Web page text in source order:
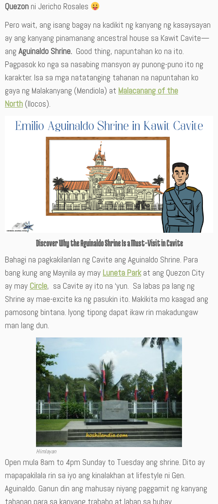
Quezon ni Jericho Rosales
Pero wait, ang isang bagay na kadikit ng kanyang ng kasaysayan
ay ang kanyang pinamanang ancestral house sa Kawit Cavite—
ang Aguinaldo Shrine. Good thing, napuntahan ko na ito.
Pagpasok ko nga sa nasabing mansyon ay punong-puno ito ng
karakter. Isa sa mga natatanging tahanan na napuntahan ko
gaya ng Malakanyang (Mendiola) at Malacanang of the
North (Ilocos).
Discover Why the Aguinaldo Shrine Is a Must-Visit in Cavite
Bahagi na pagkakilanlan ng Cavite ang Aguinaldo Shrine. Para
bang kung ang Maynila ay may Luneta Parkat ang Quezon City
ay may Circle, sa Cavite ay ito na ‘yun. Sa labas pa lang ng
Shrine ay mae-excite ka ng pasukin ito. Makikita mo kaagad ang
pamosong bintana. Iyong tipong dapat ikaw rin makadungaw
man lang dun.
Himlayan
Open mula 8am to 4pm Sunday to Tuesday ang shrine. Dito ay
mapapakilala rin sa iyo ang kinalakhan at lifestyle ni Gen.
Aguinaldo. Ganun din ang mahusay niyang paggamit ng kanyang
tahanan para sa kanyang trabaho at laban sa buhay.